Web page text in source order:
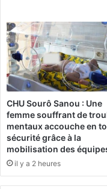
s
p
o
i
n
t
s
(
0
-
e
l
q
u
e
h
o
e
m
a
CHU Sourô Sanou : Une
femme souffrant de
mentaux accouche en
sécurité grâce à la
mobilisation des
il y a 2 heures